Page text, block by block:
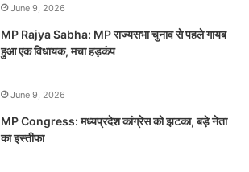
June 9, 2026
MP Rajya Sabha: MP राज्यसभा चुनाव से पहले गायब
हुआ एक विधायक, मचा हड़कंप
June 9, 2026
MP Congress: मध्यप्रदेश कांग्रेस को झटका, बड़े नेता
का इस्तीफा